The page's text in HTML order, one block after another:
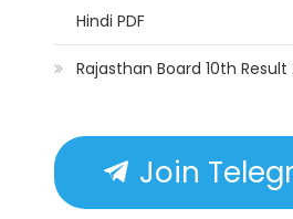
Hindi PDF
Rajasthan Board 10th Result
Join